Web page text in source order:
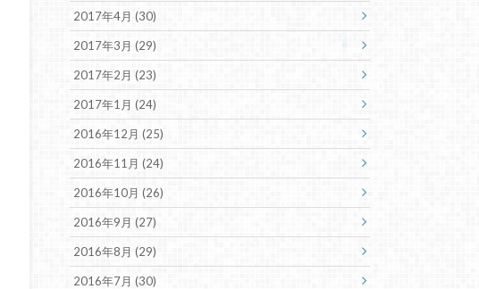
2017年4月 (30)
2017年3月 (29)
2017年2月 (23)
2017年1月 (24)
2016年12月 (25)
2016年11月 (24)
2016年10月 (26)
2016年9月 (27)
2016年8月 (29)
2016年7月 (30)